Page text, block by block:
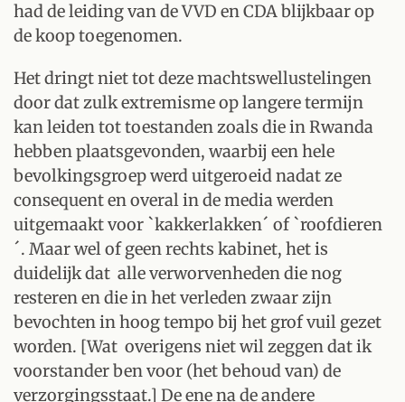
had de leiding van de VVD en CDA blijkbaar op
de koop toegenomen.
Het dringt niet tot deze machtswellustelingen
door dat zulk extremisme op langere termijn
kan leiden tot toestanden zoals die in Rwanda
hebben plaatsgevonden, waarbij een hele
bevolkingsgroep werd uitgeroeid nadat ze
consequent en overal in de media werden
uitgemaakt voor `kakkerlakken´ of `roofdieren
´. Maar wel of geen rechts kabinet, het is
duidelijk dat alle verworvenheden die nog
resteren en die in het verleden zwaar zijn
bevochten in hoog tempo bij het grof vuil gezet
worden. [Wat overigens niet wil zeggen dat ik
voorstander ben voor (het behoud van) de
verzorgingsstaat.] De ene na de andere